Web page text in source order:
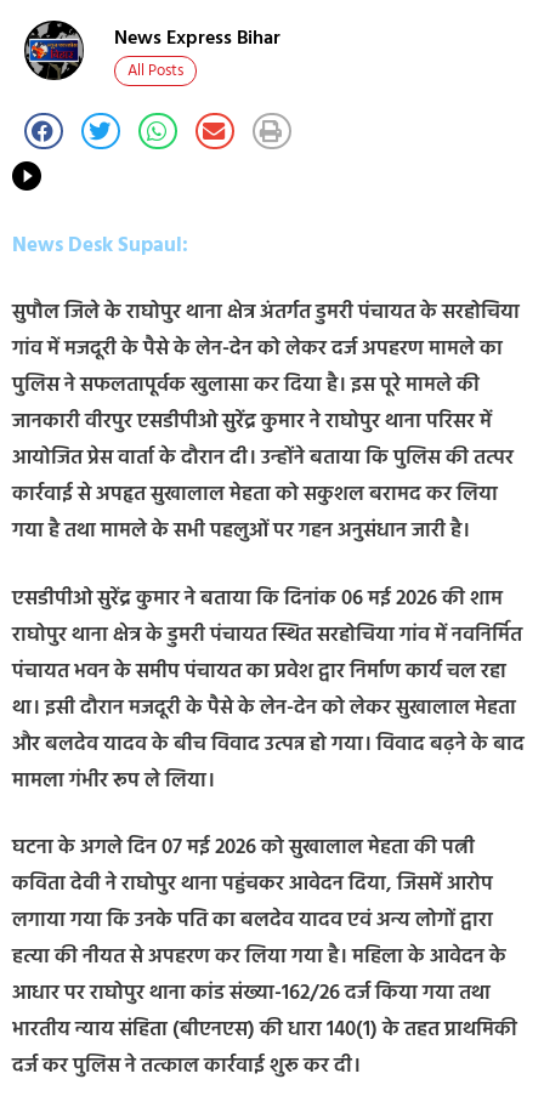
News Express Bihar
All Posts
News Desk Supaul:
सुपौल जिले के राघोपुर थाना क्षेत्र अंतर्गत डुमरी पंचायत के सरहोचिया
गांव में मजदूरी के पैसे के लेन-देन को लेकर दर्ज अपहरण मामले का
पुलिस ने सफलतापूर्वक खुलासा कर दिया है। इस पूरे मामले की
जानकारी वीरपुर एसडीपीओ सुरेंद्र कुमार ने राघोपुर थाना परिसर में
आयोजित प्रेस वार्ता के दौरान दी। उन्होंने बताया कि पुलिस की तत्पर
कार्रवाई से अपहृत सुखालाल मेहता को सकुशल बरामद कर लिया
गया है तथा मामले के सभी पहलुओं पर गहन अनुसंधान जारी है।
एसडीपीओ सुरेंद्र कुमार ने बताया कि दिनांक 06 मई 2026 की शाम
राघोपुर थाना क्षेत्र के डुमरी पंचायत स्थित सरहोचिया गांव में नवनिर्मित
पंचायत भवन के समीप पंचायत का प्रवेश द्वार निर्माण कार्य चल रहा
था। इसी दौरान मजदूरी के पैसे के लेन-देन को लेकर सुखालाल मेहता
और बलदेव यादव के बीच विवाद उत्पन्न हो गया। विवाद बढ़ने के बाद
मामला गंभीर रूप ले लिया।
घटना के अगले दिन 07 मई 2026 को सुखालाल मेहता की पत्नी
कविता देवी ने राघोपुर थाना पहुंचकर आवेदन दिया, जिसमें आरोप
लगाया गया कि उनके पति का बलदेव यादव एवं अन्य लोगों द्वारा
हत्या की नीयत से अपहरण कर लिया गया है। महिला के आवेदन के
आधार पर राघोपुर थाना कांड संख्या-162/26 दर्ज किया गया तथा
भारतीय न्याय संहिता (बीएनएस) की धारा 140(1) के तहत प्राथमिकी
दर्ज कर पुलिस ने तत्काल कार्रवाई शुरू कर दी।